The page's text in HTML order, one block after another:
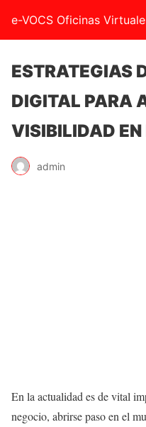
e-VOCS Oficinas
ESTRATEGIAS
DIGITAL PARA
VISIBILIDAD EN
admin
En la actualidad es de vital
negocio, abrirse paso en el